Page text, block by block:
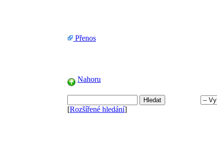
Přenos
Nahoru
[Rozšířené hledání]